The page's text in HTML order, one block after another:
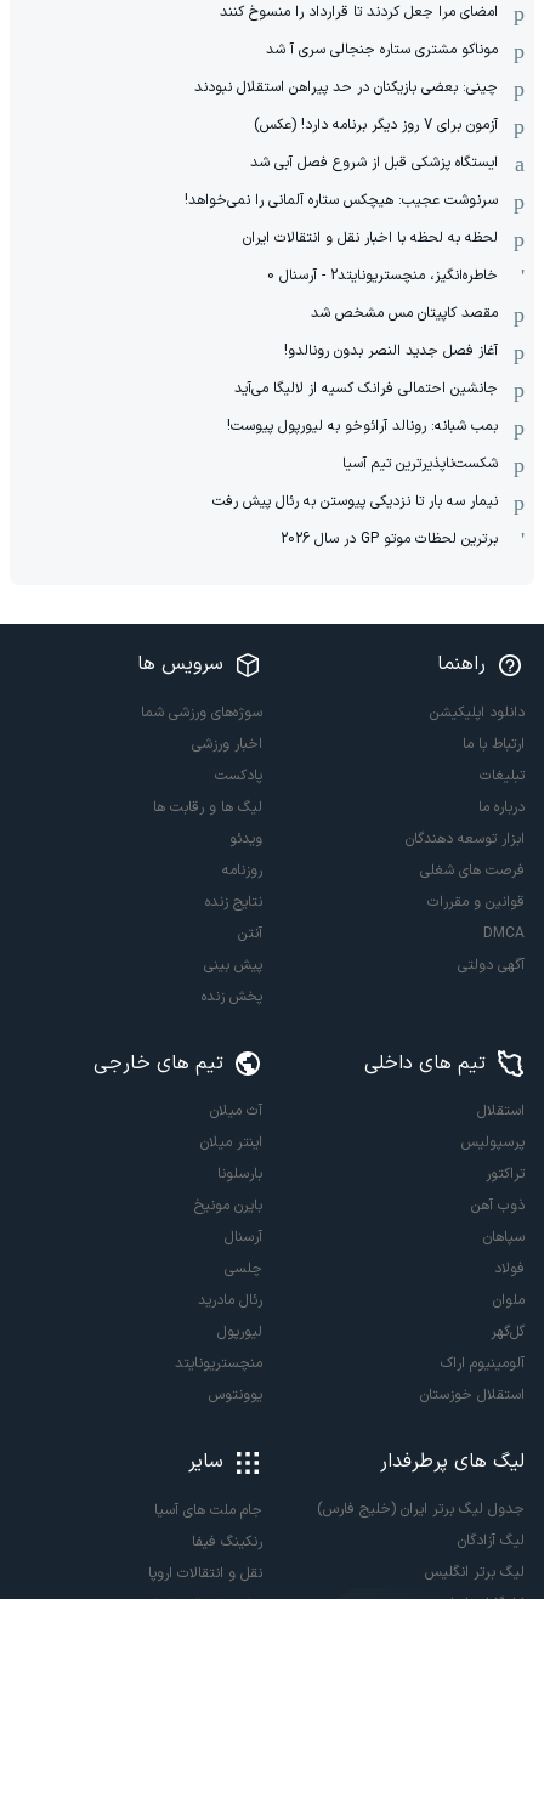
امضای مرا جعل کردند تا قرارداد را منسوخ کنند
موناکو مشتری ستاره جنجالی سری آ شد
چینی: بعضی بازیکنان در حد پیراهن استقلال نبودند
آزمون برای 7 روز دیگر برنامه دارد! (عکس)
ایستگاه پزشکی قبل از شروع فصل آبی شد
سرنوشت عجیب: هیچکس ستاره آلمانی را نمی‌خواهد!
لحظه به لحظه با اخبار نقل و انتقالات ایران
خاطره‌انگیز، منچستریونایتد2 - آرسنال 0
مقصد کاپیتان مس مشخص شد
آغاز فصل جدید النصر بدون رونالدو!
جانشین احتمالی فرانک کسیه از لالیگا می‌آید
بمب شبانه: رونالد آرائوخو به لیورپول پیوست!
شکست‌ناپذیرترین تیم آسیا
نیمار سه بار تا نزدیکی پیوستن به رئال پیش رفت
برترین لحظات موتو GP در سال 2026
راهنما
دانلود اپلیکیشن
ارتباط با ما
تبلیغات
درباره ما
ابزار توسعه دهندگان
فرصت های شغلی
قوانین و مقررات
DMCA
آگهی دولتی
سرویس ها
سوژه‌های ورزشی شما
اخبار ورزشی
پادکست
لیگ ها و رقابت ها
ویدئو
روزنامه
نتایج زنده
آنتن
پیش بینی
پخش زنده
تیم های داخلی
استقلال
پرسپولیس
تراکتور
ذوب آهن
سپاهان
فولاد
ملوان
گل‌گهر
آلومینیوم اراک
استقلال خوزستان
تیم های خارجی
آث میلان
اینتر میلان
بارسلونا
بایرن مونیخ
آرسنال
چلسی
رئال مادرید
لیورپول
منچستریونایتد
یوونتوس
لیگ های پرطرفدار
جدول لیگ برتر ایران (خلیج فارس)
لیگ آزادگان
لیگ برتر انگلیس
لالیگا اسپانیا
سایر
جام ملت های آسیا
رنکینگ فیفا
نقل و انتقالات اروپا
نقل و انتقالات ایران